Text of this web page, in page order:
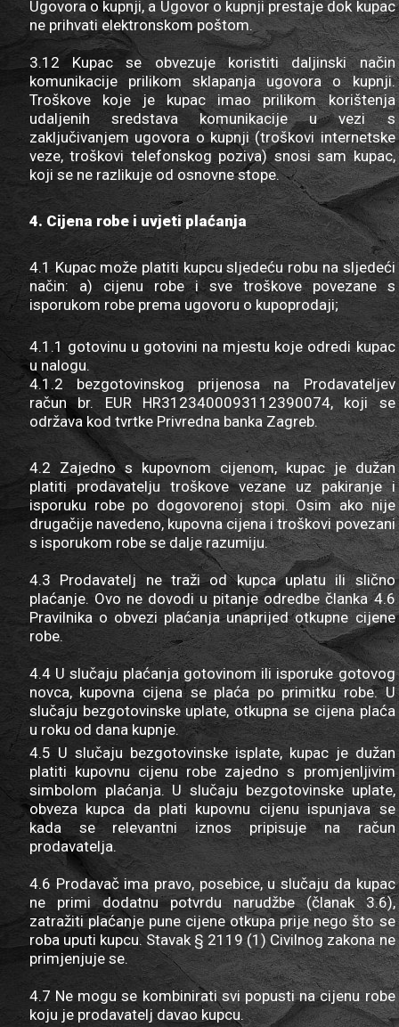
Ugovora o kupnji, a Ugovor o kupnji prestaje dok kupac
ne prihvati elektronskom poštom.
3.12 Kupac se obvezuje koristiti daljinski način
komunikacije prilikom sklapanja ugovora o kupnji.
Troškove koje je kupac imao prilikom korištenja
udaljenih sredstava komunikacije u vezi s
zaključivanjem ugovora o kupnji (troškovi internetske
veze, troškovi telefonskog poziva) snosi sam kupac,
koji se ne razlikuje od osnovne stope.
4. Cijena robe i uvjeti plaćanja
4.1 Kupac može platiti kupcu sljedeću robu na sljedeći
način: a) cijenu robe i sve troškove povezane s
isporukom robe prema ugovoru o kupoprodaji;
4.1.1 gotovinu u gotovini na mjestu koje odredi kupac
u nalogu.
4.1.2 bezgotovinskog prijenosa na Prodavateljev
račun br. EUR HR3123400093112390074, koji se
održava kod tvrtke Privredna banka Zagreb.
4.2 Zajedno s kupovnom cijenom, kupac je dužan
platiti prodavatelju troškove vezane uz pakiranje i
isporuku robe po dogovorenoj stopi. Osim ako nije
drugačije navedeno, kupovna cijena i troškovi povezani
s isporukom robe se dalje razumiju.
4.3 Prodavatelj ne traži od kupca uplatu ili slično
plaćanje. Ovo ne dovodi u pitanje odredbe članka 4.6
Pravilnika o obvezi plaćanja unaprijed otkupne cijene
robe.
4.4 U slučaju plaćanja gotovinom ili isporuke gotovog
novca, kupovna cijena se plaća po primitku robe. U
slučaju bezgotovinske uplate, otkupna se cijena plaća
u roku od dana kupnje.
4.5 U slučaju bezgotovinske isplate, kupac je dužan
platiti kupovnu cijenu robe zajedno s promjenljivim
simbolom plaćanja. U slučaju bezgotovinske uplate,
obveza kupca da plati kupovnu cijenu ispunjava se
kada se relevantni iznos pripisuje na račun
prodavatelja.
4.6 Prodavač ima pravo, posebice, u slučaju da kupac
ne primi dodatnu potvrdu narudžbe (članak 3.6),
zatražiti plaćanje pune cijene otkupa prije nego što se
roba uputi kupcu. Stavak § 2119 (1) Civilnog zakona ne
primjenjuje se.
4.7 Ne mogu se kombinirati svi popusti na cijenu robe
koju je prodavatelj davao kupcu.